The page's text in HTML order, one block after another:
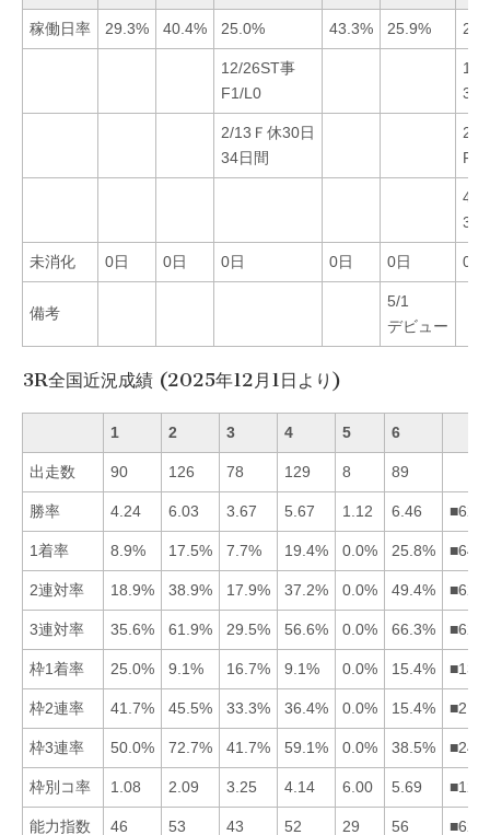
稼働日率 29.3% 40.4% 25.0% 43.3% 25.9%
12/26ST事
F1/L0
11/
31
2/13Ｆ休30日
34日間
2/
F1/
4/1
34
未消化 0日 0日 0日 0日 0日 0日
備考
5/1
デビュー
3R全国近況成績 (2025年12月1日より)
1 2 3 4 5 6
出走数 90 126 78 129 8 89
勝率 4.24 6.03 3.67 5.67 1.12 6.46
1着率 8.9% 17.5% 7.7% 19.4% 0.0% 25.8%
2連対率 18.9% 38.9% 17.9% 37.2% 0.0% 49.4%
3連対率 35.6% 61.9% 29.5% 56.6% 0.0% 66.3%
枠1着率 25.0% 9.1% 16.7% 9.1% 0.0% 15.4%
枠2連率 41.7% 45.5% 33.3% 36.4% 0.0% 15.4%
枠3連率 50.0% 72.7% 41.7% 59.1% 0.0% 38.5%
枠別コ率 1.08 2.09 3.25 4.14 6.00 5.69
能力指数 46 53 43 52 29 56